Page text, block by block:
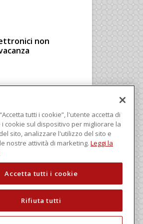
non
Macchine
una
di intelligenza
tutti i cookie”, l'utente accetta di
cookie sul dispositivo per migliorare la
sito, analizzare l'utilizzo del sito e
nostre attività di marketing. Leggi la
Accetta tutti i cookie
Rifiuta tutti